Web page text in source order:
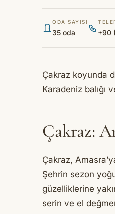
ODA SAYISI
35 oda +90
Çakraz koyunda
Karadeniz balığı
Çakraz:
Çakraz,
Şehrin sezon
güzelliklerine
serin ve el